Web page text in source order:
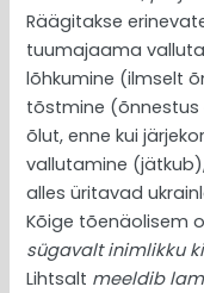
Räägitakse
tuumajaama
lõhkumine (ilmselt
tõstmine (õnnestus
õlut, enne kui
vallutamine
alles üritavad
Kõige tõenäolisem
sügavalt inimlikku
Lihtsalt meeldib